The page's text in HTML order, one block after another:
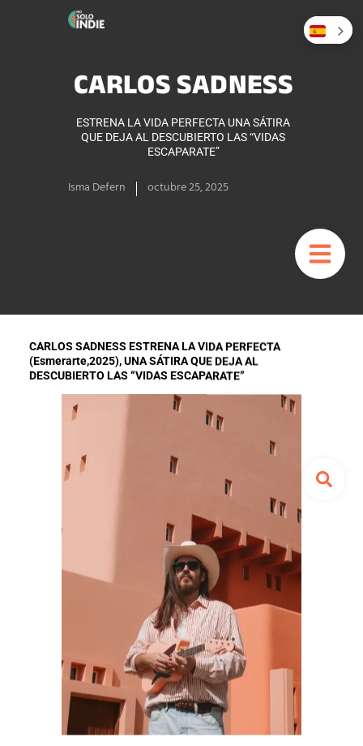
CARLOS SADNESS
ESTRENA LA VIDA PERFECTA UNA SÁTIRA
QUE DEJA AL DESCUBIERTO LAS “VIDAS
ESCAPARATE”
Isma Defern octubre 25, 2025
CARLOS SADNESS ESTRENA LA VIDA PERFECTA
(Esmerarte,2025), UNA SÁTIRA QUE DEJA AL
DESCUBIERTO LAS “VIDAS ESCAPARATE”